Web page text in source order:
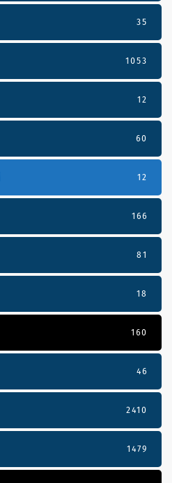
35
1053
12
60
12
166
81
18
160
46
2410
1479